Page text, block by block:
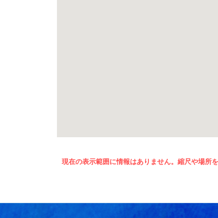
現在の表示範囲に情報はありません。縮尺や場所